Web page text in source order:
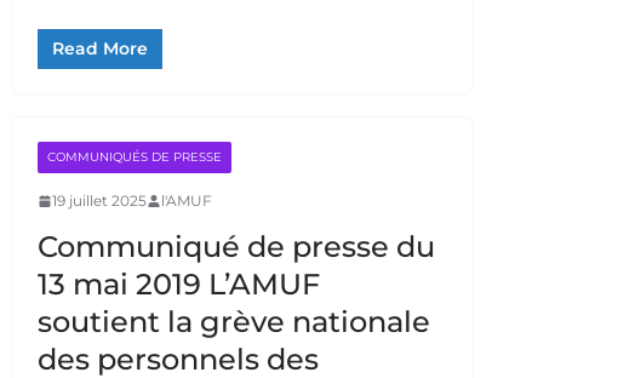
Read More
COMMUNIQUÉS DE PRESSE
19 juillet 2025 l'AMUF
Communiqué de presse du
13 mai 2019 L’AMUF
soutient la grève nationale
des personnels des